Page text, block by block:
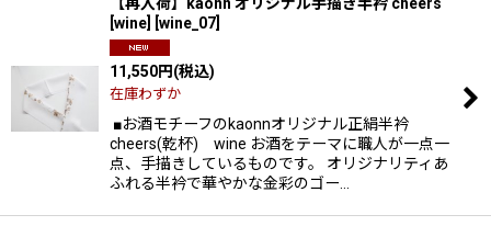
[wine]
wine_07
11,550円(税込)
在庫わずか
■お酒モチーフのkaonnオリジナル正絹半衿
cheers(乾杯) wine お酒をテーマに職人が一点一
点、手描きしているものです。 オリジナリティあ
ふれる半衿で華やかな金彩のゴー…